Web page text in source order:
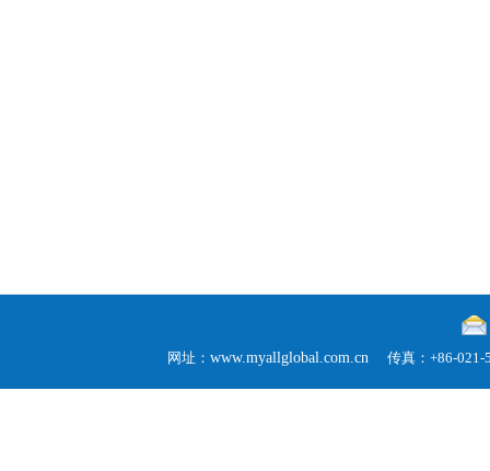
网址： www.myallglobal.com.cn 传真：+86-021-